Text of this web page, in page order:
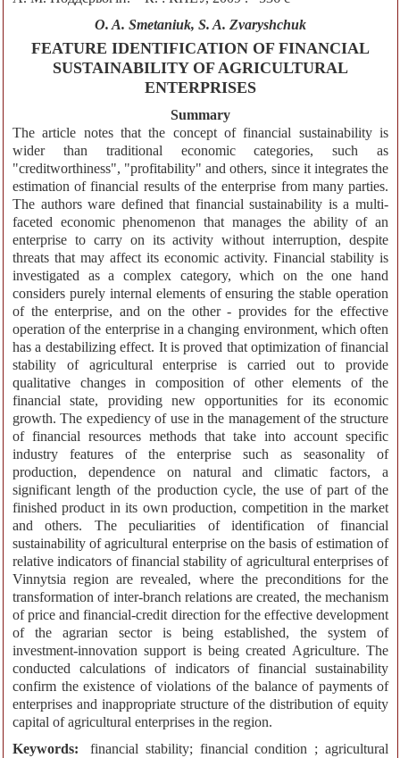
O. A. Smetaniuk, S. A. Zvaryshchuk
FEATURE IDENTIFICATION OF FINANCIAL
SUSTAINABILITY OF AGRICULTURAL
ENTERPRISES
Summary
The article notes that the concept of financial sustainability is
wider than traditional economic categories, such as
"creditworthiness", "profitability" and others, since it integrates the
estimation of financial results of the enterprise from many parties.
The authors ware defined that financial sustainability is a multi-
faceted economic phenomenon that manages the ability of an
enterprise to carry on its activity without interruption, despite
threats that may affect its economic activity. Financial stability is
investigated as a complex category, which on the one hand
considers purely internal elements of ensuring the stable operation
of the enterprise, and on the other - provides for the effective
operation of the enterprise in a changing environment, which often
has a destabilizing effect. It is proved that optimization of financial
stability of agricultural enterprise is carried out to provide
qualitative changes in composition of other elements of the
financial state, providing new opportunities for its economic
growth. The expediency of use in the management of the structure
of financial resources methods that take into account specific
industry features of the enterprise such as seasonality of
production, dependence on natural and climatic factors, a
significant length of the production cycle, the use of part of the
finished product in its own production, competition in the market
and others. The peculiarities of identification of financial
sustainability of agricultural enterprise on the basis of estimation of
relative indicators of financial stability of agricultural enterprises of
Vinnytsia region are revealed, where the preconditions for the
transformation of inter-branch relations are created, the mechanism
of price and financial-credit direction for the effective development
of the agrarian sector is being established, the system of
investment-innovation support is being created Agriculture. The
conducted calculations of indicators of financial sustainability
confirm the existence of violations of the balance of payments of
enterprises and inappropriate structure of the distribution of equity
capital of agricultural enterprises in the region.
Keywords:
financial stability; financial condition ; agricultural